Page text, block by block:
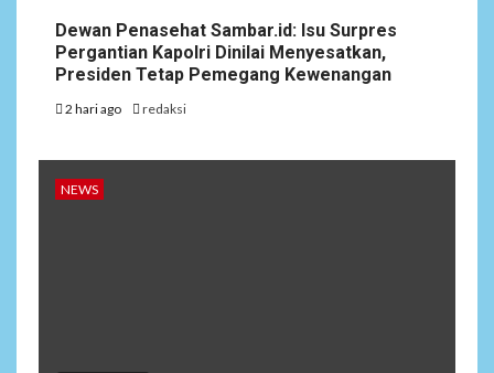
Dewan Penasehat Sambar.id: Isu Surpres
Pergantian Kapolri Dinilai Menyesatkan,
Presiden Tetap Pemegang Kewenangan
2 hari ago redaksi
NEWS